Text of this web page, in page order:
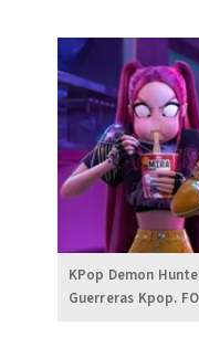
KPop Demon
Guerreras Kpop.